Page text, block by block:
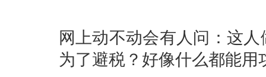
网上动不动会有人问：这
为了避税？好像什么都能